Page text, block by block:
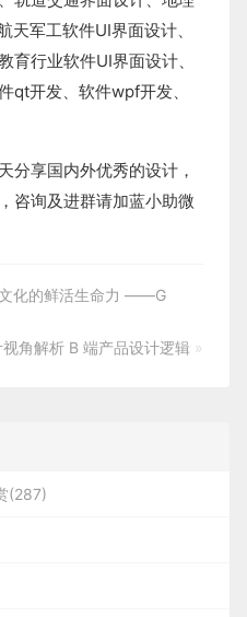
天军工软件UI界面设计
育行业软件UI界面设计
qt开发 软件wpf开发
分享国内外优秀的设计，
咨询及进群请加蓝小助微
化的鲜活生命力 ——G
角解析 B 端产品设计逻辑 »
(287)